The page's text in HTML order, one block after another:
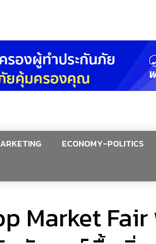
ECONOMY-POLITICS
Market